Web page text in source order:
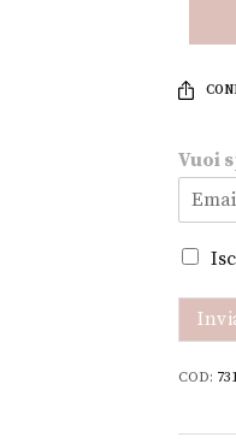
m
e
o
?
s
p
n
e
e
Vuoi
COD: